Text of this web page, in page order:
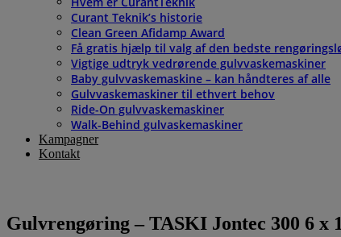
Curant Teknik’s historie
Clean Green Afidamp Award
Få gratis hjælp til valg af den bedste
Vigtige udtryk vedrørende gulvvaskemaskiner
Baby gulvvaskemaskine – kan håndteres af alle
Gulvvaskemaskiner til ethvert behov
Ride-On gulvvaskemaskiner
Walk-Behind gulvaskemaskiner
Kampagner
Kontakt
Gulvrengøring – TASKI Jontec 300 6 x